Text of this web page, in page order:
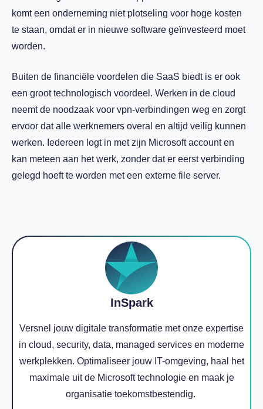
komt een onderneming niet plotseling voor hoge kosten
te staan, omdat er in nieuwe software geïnvesteerd moet
worden.
Buiten de financiële voordelen die SaaS biedt is er ook
een groot technologisch voordeel. Werken in de cloud
neemt de noodzaak voor vpn-verbindingen weg en zorgt
ervoor dat alle werknemers overal en altijd veilig kunnen
werken. Iedereen logt in met zijn Microsoft account en
kan meteen aan het werk, zonder dat er eerst verbinding
gelegd hoeft te worden met een externe file server.
InSpark
Versnel jouw digitale transformatie met onze expertise
in cloud, security, data, managed services en moderne
werkplekken. Optimaliseer jouw IT-omgeving, haal het
maximale uit de Microsoft technologie en maak je
organisatie toekomstbestendig.